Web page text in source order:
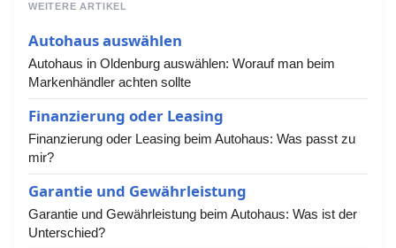
WEITERE ARTIKEL
Autohaus auswählen
Autohaus in Oldenburg auswählen: Worauf man beim
Markenhändler achten sollte
Finanzierung oder Leasing
Finanzierung oder Leasing beim Autohaus: Was passt zu
mir?
Garantie und Gewährleistung
Garantie und Gewährleistung beim Autohaus: Was ist der
Unterschied?